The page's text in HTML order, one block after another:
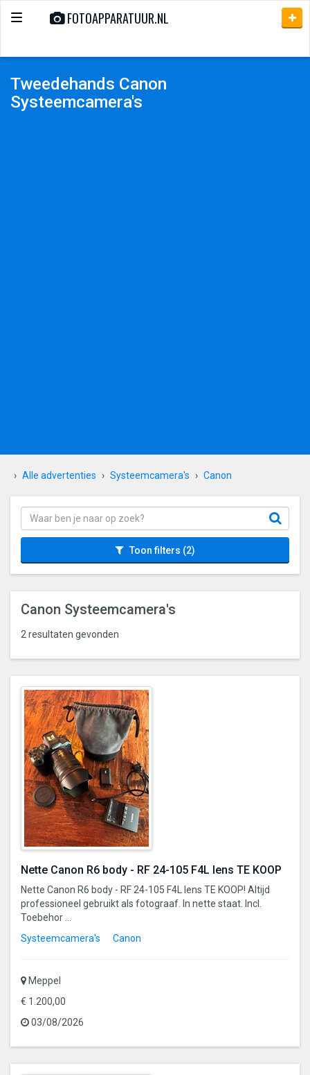
Toggle
FOTOAPPARATUUR.NL
Tweedehands Canon
Systeemcamera's
Alle advertenties Systeemcamera's Canon
Toon filters (2)
Canon Systeemcamera's
2 resultaten gevonden
Nette Canon R6 body - RF 24-105 F4L lens TE KOOP
Nette Canon R6 body - RF 24-105 F4L lens TE KOOP! Altijd
professioneel gebruikt als fotograaf. In nette staat. Incl.
Toebehor ...
Systeemcamera's
Canon
Meppel
€ 1.200,00
03/08/2026